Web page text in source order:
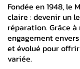
Fondée en 1948, le
claire : devenir un
réparation. Grâce
engagement
et évolué pour
variée.